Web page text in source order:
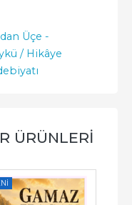
Üçe -
/ Hikâye
ÜRÜNLERI